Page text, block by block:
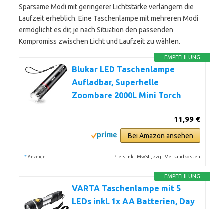
Sparsame Modi mit geringerer Lichtstärke verlängern die
Laufzeit erheblich. Eine Taschenlampe mit mehreren Modi
ermöglicht es dir, je nach Situation den passenden
Kompromiss zwischen Licht und Laufzeit zu wählen.
EMPFEHLUNG
Blukar LED Taschenlampe
Aufladbar, Superhelle
Zoombare 2000L Mini Torch
11,99 €
Bei Amazon ansehen
* Anzeige Preis inkl. MwSt., zzgl. Versandkosten
EMPFEHLUNG
VARTA Taschenlampe mit 5
LEDs inkl. 1x AA Batterien, Day